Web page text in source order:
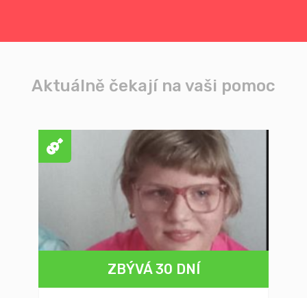
Aktuálně čekají na vaši pomoc
ZBÝVÁ 30 DNÍ